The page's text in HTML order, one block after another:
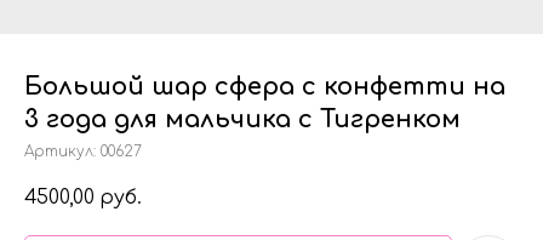
Большой шар сфера с конфетти на
3 года для мальчика с Тигренком
Артикул: 00627
4500,00 руб.